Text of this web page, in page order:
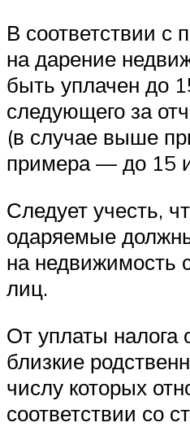
В соответствии с
на дарение
быть уплачен до
следующего за
(в случае выше
примера — до 15
Следует учесть,
одаряемые
на недвижимость
лиц.
От уплаты налога
близкие
числу которых
соответствии со